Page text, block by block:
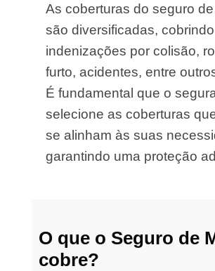
As coberturas do seguro
são diversificadas, cobrindo
indenizações por colisão,
furto, acidentes, entre
É fundamental que o
selecione as coberturas
se alinham às suas
garantindo uma proteção
O que o Seguro de
cobre?